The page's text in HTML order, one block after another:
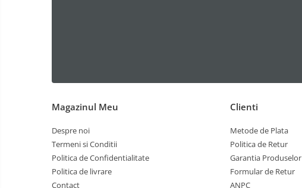
Magazinul Meu
Despre noi
Termeni si Conditii
Politica de Confidentialitate
Politica de livrare
Contact
Clienti
Metode de Plata
Politica de Retur
Garantia Produselor
Formular de Retur
ANPC